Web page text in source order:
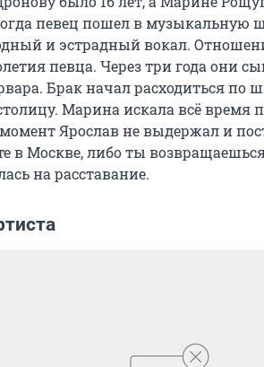
певец пошел в музыкальную
и эстрадный вокал.
певца. Через три года они
Брак начал расходиться по
Марина искала всё время
Ярослав не выдержал и
в Москве, либо ты
на расставание.